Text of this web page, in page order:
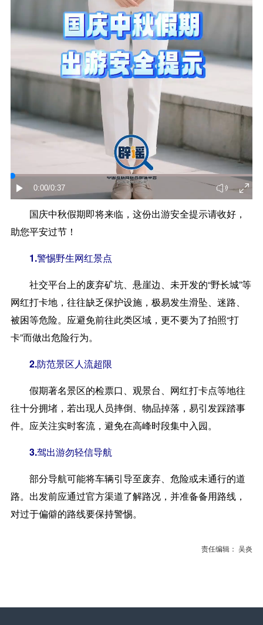
0:00/0:37
国庆中秋假期即将来临，这份出游安全提示请收好，
助您平安过节！
1.警惕野生网红景点
社交平台上的废弃矿坑、悬崖边、未开发的“野长城”等
网红打卡地，往往缺乏保护设施，极易发生滑坠、迷路、
被困等危险。应避免前往此类区域，更不要为了拍照“打
卡”而做出危险行为。
2.防范景区人流超限
假期著名景区的检票口、观景台、网红打卡点等地往
往十分拥堵，若出现人员摔倒、物品掉落，易引发踩踏事
件。应关注实时客流，避免在高峰时段集中入园。
3.驾出游勿轻信导航
部分导航可能将车辆引导至废弃、危险或未通行的道
路。出发前应通过官方渠道了解路况，并准备备用路线，
对过于偏僻的路线要保持警惕。
责任编辑： 吴炎